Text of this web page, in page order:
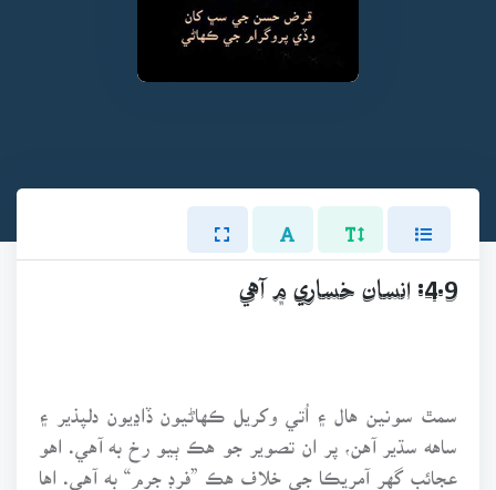
4.9: انسان خساري ۾ آهي
سمٿ سونين هال ۽ اُتي وکريل ڪهاڻيون ڏاڍيون دلپذير ۽
ساهه سڌير آهن، پر ان تصوير جو هڪ ٻيو رخ به آهي. اهو
عجائب گهر آمريڪا جي خلاف هڪ ”فرڊ جرم“ به آهي. اها